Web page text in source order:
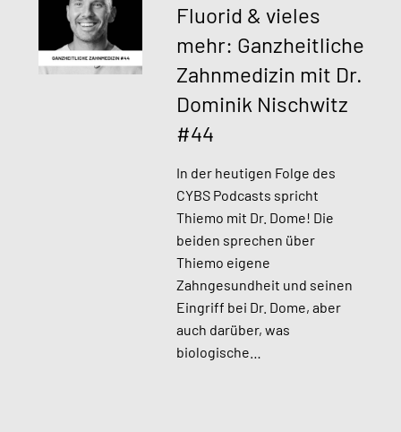
Fluorid & vieles
mehr: Ganzheitliche
Zahnmedizin mit Dr.
Dominik Nischwitz
#44
In der heutigen Folge des
CYBS Podcasts spricht
Thiemo mit Dr. Dome! Die
beiden sprechen über
Thiemo eigene
Zahngesundheit und seinen
Eingriff bei Dr. Dome, aber
auch darüber, was
biologische…